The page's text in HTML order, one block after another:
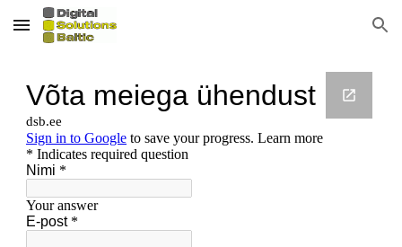
Skip to main content Skip to navigation